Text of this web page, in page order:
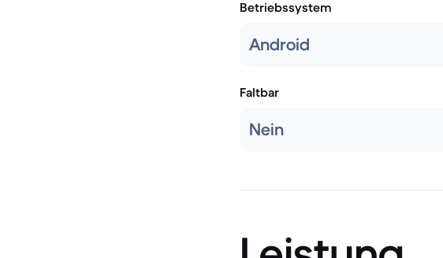
Betriebssystem
Android
Faltbar
Nein